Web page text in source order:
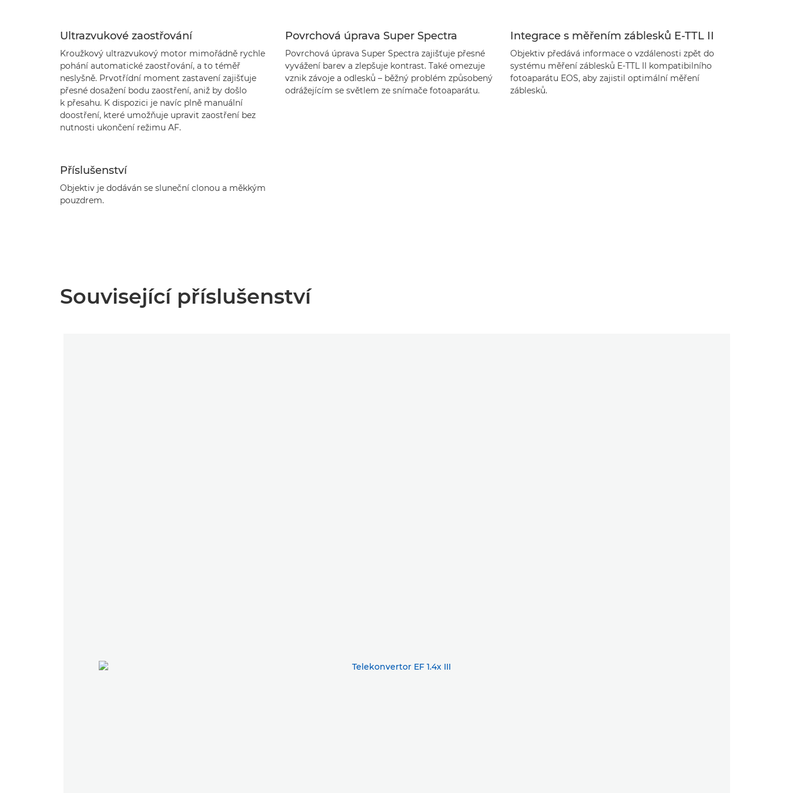
Ultrazvukové zaostřování
Kroužkový ultrazvukový motor mimořádně rychle
pohání automatické zaostřování, a to téměř
neslyšně. Prvotřídní moment zastavení zajišťuje
přesné dosažení bodu zaostření, aniž by došlo
k přesahu. K dispozici je navíc plně manuální
doostření, které umožňuje upravit zaostření bez
nutnosti ukončení režimu AF.
Povrchová úprava Super Spectra
Povrchová úprava Super Spectra zajišťuje přesné
vyvážení barev a zlepšuje kontrast. Také omezuje
vznik závoje a odlesků – běžný problém způsobený
odrážejícím se světlem ze snímače fotoaparátu.
Integrace s měřením záblesků E-TTL II
Objektiv předává informace o vzdálenosti zpět do
systému měření záblesků E-TTL II kompatibilního
fotoaparátu EOS, aby zajistil optimální měření
záblesků.
Příslušenství
Objektiv je dodáván se sluneční clonou a měkkým
pouzdrem.
Související příslušenství